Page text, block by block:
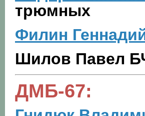
трюмных
Филин
Шилов Павел
ДМБ-67: